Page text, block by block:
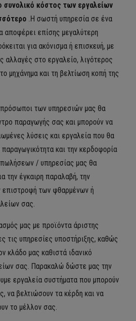
συνολικό κόστος των εργαλείων
.Η σωστή υπηρεσία σε ένα
αποφέρει επίσης μεγαλύτερη
για ακόνισμα ή επισκευή, με
αλλαγές στο εργαλείο, λιγότερος
μηχάνημα και τη βελτίωση κοπή της
των υπηρεσιών μας θα
παραγωγής σας και μπορούν να
λύσεις και εργαλεία που θα
και την κερδοφορία
/ υπηρεσίας μας θα
την έγκαιρη παραλαβή, την
επιστροφή των φθαρμένων ή
σας.
μας με προϊόντα άριστης
τις υπηρεσίες υποστήριξης, καθώς
κλάδο μας καθιστά ιδανικό
σας. Παρακαλώ δώστε μας την
εργαλεία συστήματα που μπορούν
να βελτιώσουν τα κέρδη και να
το μέλλον σας.